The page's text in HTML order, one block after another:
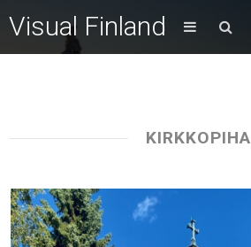
Visual Finland
KIRKKOPIHA